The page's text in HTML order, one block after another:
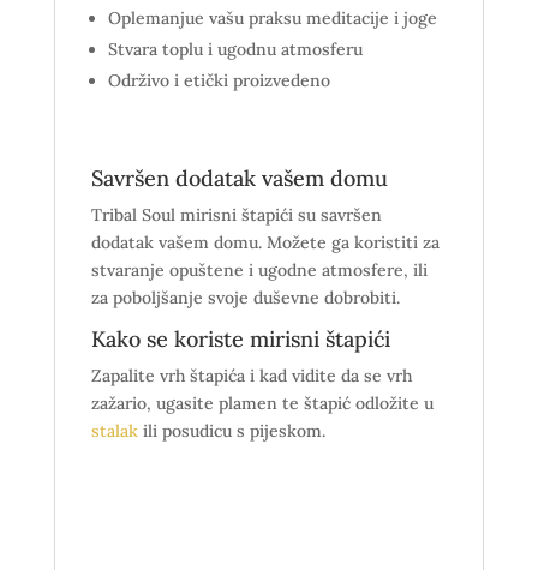
Oplemanjue vašu praksu meditacije i joge
Stvara toplu i ugodnu atmosferu
Održivo i etički proizvedeno
Savršen dodatak vašem domu
Tribal Soul mirisni štapići su savršen
dodatak vašem domu. Možete ga koristiti za
stvaranje opuštene i ugodne atmosfere, ili
za poboljšanje svoje duševne dobrobiti.
Kako se koriste mirisni štapići
Zapalite vrh štapića i kad vidite da se vrh
zažario, ugasite plamen te štapić odložite u
stalakili posudicu s pijeskom.